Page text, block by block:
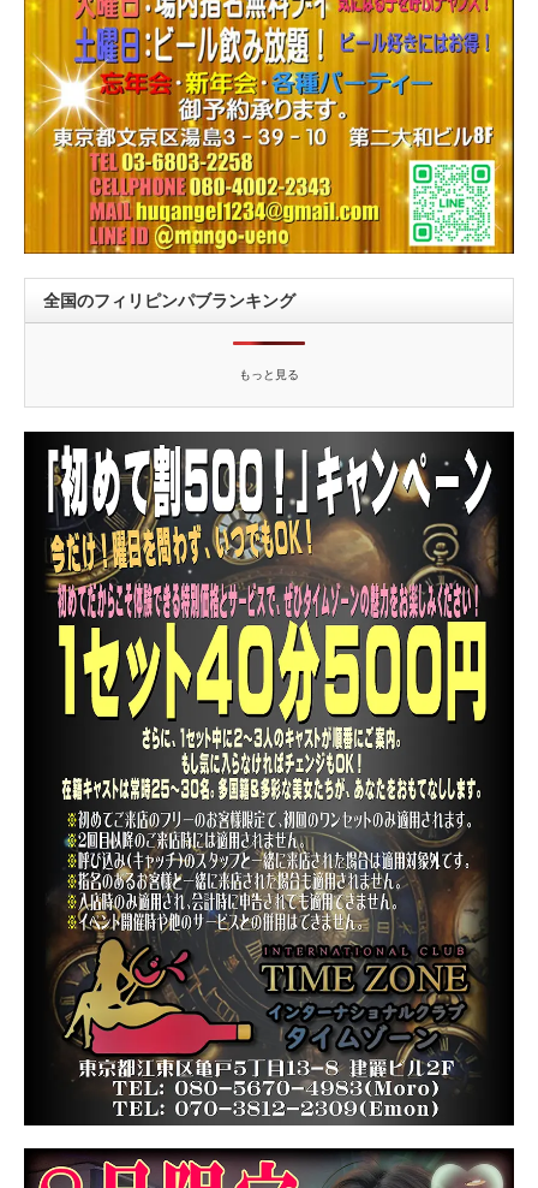
全国のフィリピンパブランキング
もっと見る